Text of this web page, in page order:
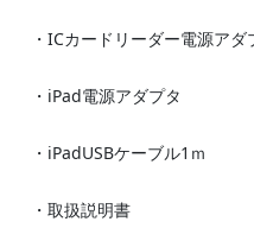
・ICカードリーダー電源アダ
・iPad電源アダプタ
・iPadUSBケーブル1ｍ
・取扱説明書